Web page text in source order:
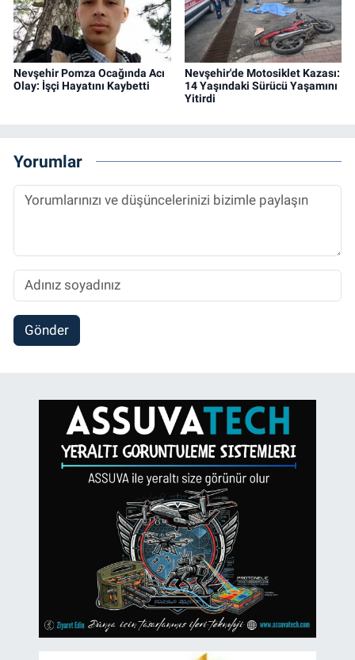
Nevşehir Pomza Ocağında Acı
Olay: İşçi Hayatını Kaybetti
Nevşehir'de Motosiklet Kazası:
14 Yaşındaki Sürücü Yaşamını
Yitirdi
Yorumlar
Gönder